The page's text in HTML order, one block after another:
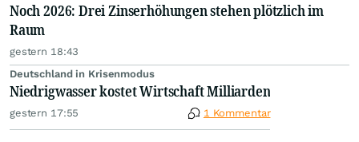
Noch 2026: Drei Zinserhöhungen stehen plötzlich im
Raum
gestern 18:43
Deutschland in Krisenmodus
Niedrigwasser kostet Wirtschaft Milliarden
gestern 17:55 1 Kommentar